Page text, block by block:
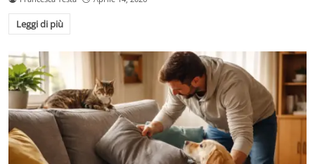
Leggi di più